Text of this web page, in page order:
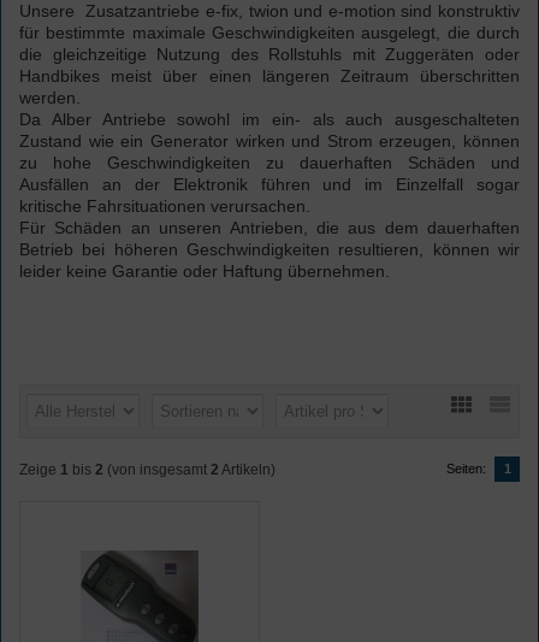
Unsere Zusatzantriebe e-fix, twion und e-motion sind konstruktiv
für bestimmte maximale Geschwindigkeiten ausgelegt, die durch
die gleichzeitige Nutzung des Rollstuhls mit Zuggeräten oder
Handbikes meist über einen längeren Zeitraum überschritten
werden.
Da Alber Antriebe sowohl im ein- als auch ausgeschalteten
Zustand wie ein Generator wirken und Strom erzeugen, können
zu hohe Geschwindigkeiten zu dauerhaften Schäden und
Ausfällen an der Elektronik führen und im Einzelfall sogar
kritische Fahrsituationen verursachen.
Für Schäden an unseren Antrieben, die aus dem dauerhaften
Betrieb bei höheren Geschwindigkeiten resultieren, können wir
leider keine Garantie oder Haftung übernehmen.
Zeige 1 bis 2 (von insgesamt 2 Artikeln) Seiten: 1